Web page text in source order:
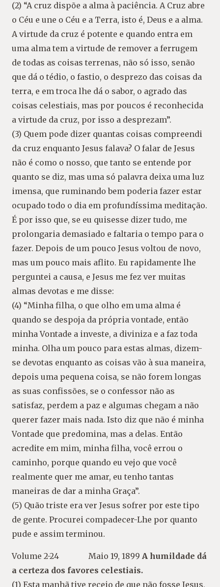
(2) “A cruz dispõe a alma à paciência. A Cruz abre
o Céu e une o Céu e a Terra, isto é, Deus e a alma.
A virtude da cruz é potente e quando entra em
uma alma tem a virtude de remover a ferrugem
de todas as coisas terrenas, não só isso, senão
que dá o tédio, o fastio, o desprezo das coisas da
terra, e em troca lhe dá o sabor, o agrado das
coisas celestiais, mas por poucos é reconhecida
a virtude da cruz, por isso a desprezam”.
(3) Quem pode dizer quantas coisas compreendi
da cruz enquanto Jesus falava? O falar de Jesus
não é como o nosso, que tanto se entende por
quanto se diz, mas uma só palavra deixa uma luz
imensa, que ruminando bem poderia fazer estar
ocupado todo o dia em profundíssima meditação.
É por isso que, se eu quisesse dizer tudo, me
prolongaria demasiado e faltaria o tempo para o
fazer. Depois de um pouco Jesus voltou de novo,
mas um pouco mais aflito. Eu rapidamente lhe
perguntei a causa, e Jesus me fez ver muitas
almas devotas e me disse:
(4) “Minha filha, o que olho em uma alma é
quando se despoja da própria vontade, então
minha Vontade a investe, a diviniza e a faz toda
minha. Olha um pouco para estas almas, dizem-
se devotas enquanto as coisas vão à sua maneira,
depois uma pequena coisa, se não forem longas
as suas confissões, se o confessor não as
satisfaz, perdem a paz e algumas chegam a não
querer fazer mais nada. Isto diz que não é minha
Vontade que predomina, mas a delas. Então
acredite em mim, minha filha, você errou o
caminho, porque quando eu vejo que você
realmente quer me amar, eu tenho tantas
maneiras de dar a minha Graça”.
(5) Quão triste era ver Jesus sofrer por este tipo
de gente. Procurei compadecer-Lhe por quanto
pude e assim terminou.
Volume 2-24 Maio 19, 1899 A humildade dá
a certeza dos favores celestiais.
(1) Esta manhã tive receio de que não fosse Jesus,